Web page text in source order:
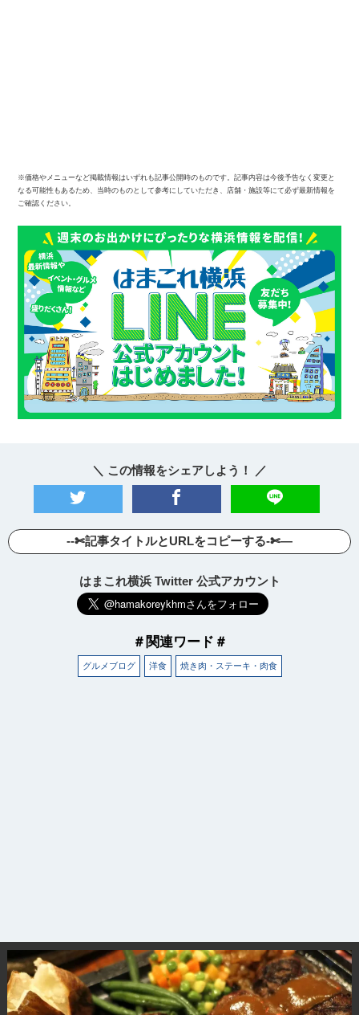
※価格やメニューなど掲載情報はいずれも記事公開時のものです。記事内容は今後予告なく変更と
なる可能性もあるため、当時のものとして参考にしていただき、店舗・施設等にて必ず最新情報を
ご確認ください。
＼ この情報をシェアしよう！ ／
--✄記事タイトルとURLをコピーする-✄—
はまこれ横浜 Twitter 公式アカウント
＃関連ワード＃
グルメブログ 洋食 焼き肉・ステーキ・肉食